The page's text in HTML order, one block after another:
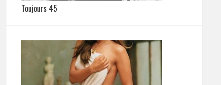
Toujours 45